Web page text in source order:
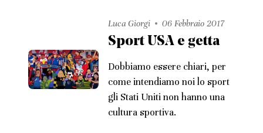
Luca Giorgi 06 Febbraio 2017
Sport USA e getta
Dobbiamo essere chiari, per
come intendiamo noi lo sport
gli Stati Uniti non hanno una
cultura sportiva.